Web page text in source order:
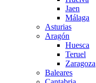
Jaen
Málaga
Asturias
Aragón
Huesca
Teruel
Zaragoza
Baleares